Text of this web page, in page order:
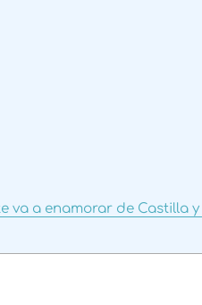
va a enamorar de Castilla y